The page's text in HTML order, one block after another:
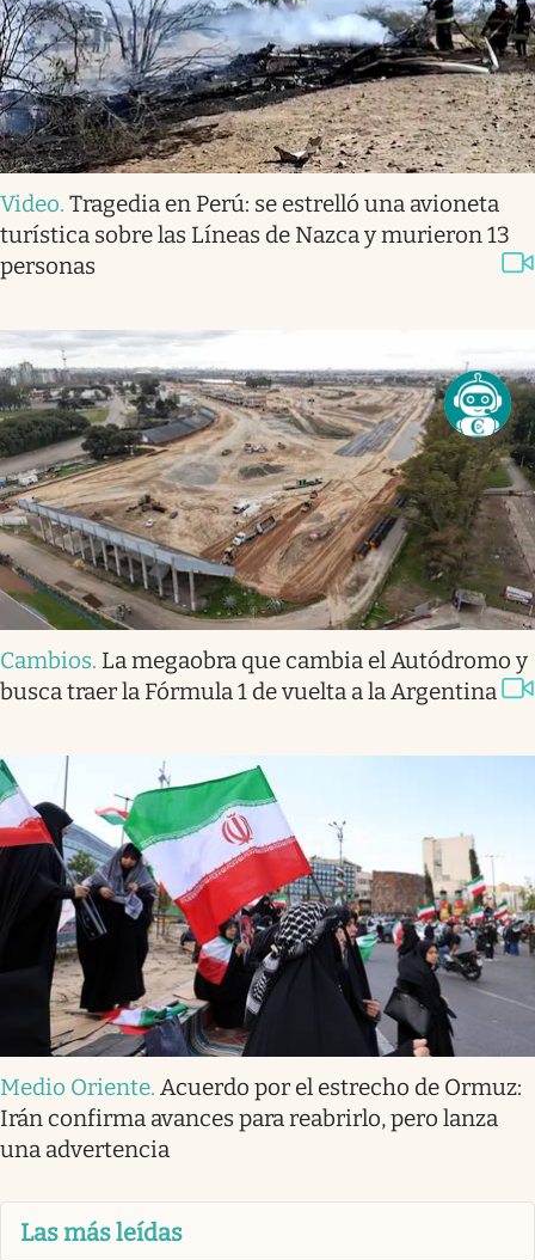
Video. Tragedia en Perú: se estrelló una avioneta
turística sobre las Líneas de Nazca y murieron 13
personas
Cambios. La megaobra que cambia el Autódromo y
busca traer la Fórmula 1 de vuelta a la Argentina
Medio Oriente. Acuerdo por el estrecho de Ormuz:
Irán confirma avances para reabrirlo, pero lanza
una advertencia
Las más leídas